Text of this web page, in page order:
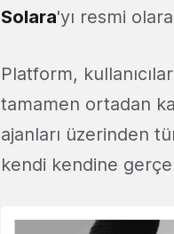
Solara'yı resmi
Platform,
tamamen ortadan
ajanları üzerinden
kendi kendine